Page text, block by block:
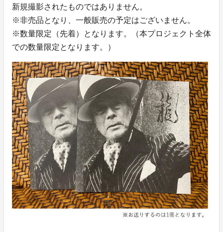
新規撮影されたものではありません。
※非売品となり、一般販売の予定はございません。
※数量限定（先着）となります。（本プロジェクト全体
での数量限定となります。）